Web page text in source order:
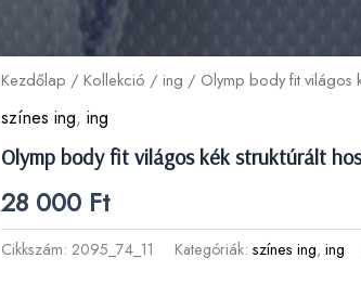
Kezdőlap /Kollekció /ing / Olymp body fit világos
színes ing,ing
Olymp body fit világos kék struktúrált
28 000 Ft
Cikkszám:2095_74_11 Kategóriák:színes ing,ing